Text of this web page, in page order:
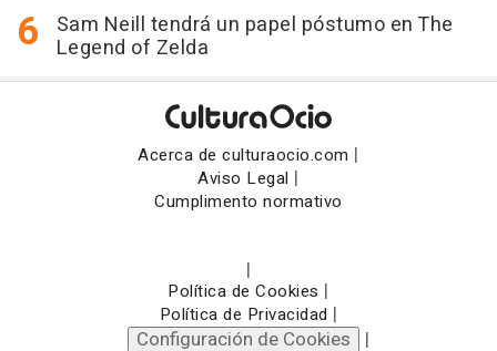
Sam Neill tendrá un papel póstumo en The
Legend of Zelda
Acerca de culturaocio.com |
Aviso Legal |
Cumplimento normativo
|
Política de Cookies |
Política de Privacidad |
Configuración de Cookies |